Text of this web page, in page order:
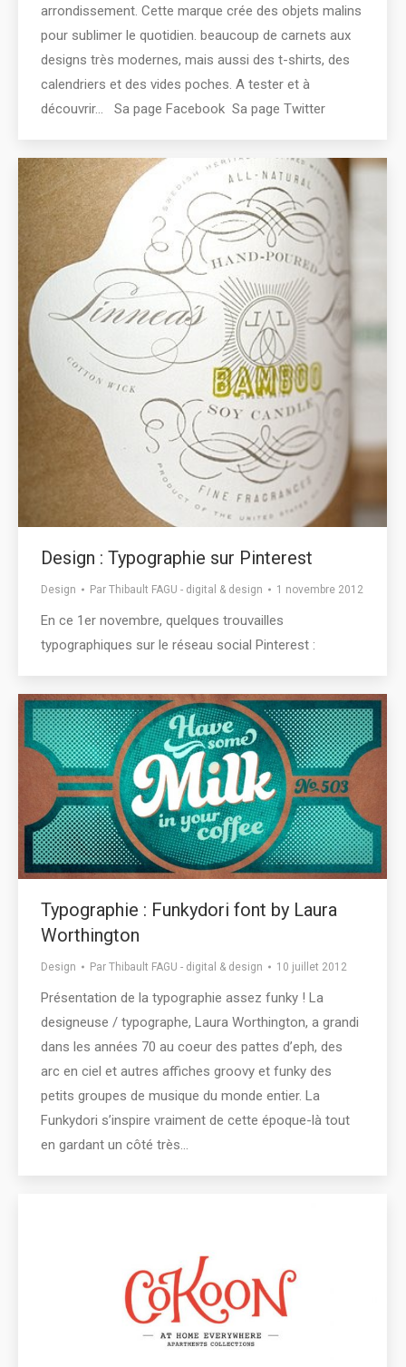
arrondissement. Cette marque crée des objets malins
pour sublimer le quotidien. beaucoup de carnets aux
designs très modernes, mais aussi des t-shirts, des
calendriers et des vides poches. A tester et à
découvrir… Sa page Facebook Sa page Twitter
Design : Typographie sur Pinterest
Design Par Thibault FAGU - digital & design 1 novembre 2012
En ce 1er novembre, quelques trouvailles
typographiques sur le réseau social Pinterest :
Typographie : Funkydori font by Laura
Worthington
Design Par Thibault FAGU - digital & design 10 juillet 2012
Présentation de la typographie assez funky ! La
designeuse / typographe, Laura Worthington, a grandi
dans les années 70 au coeur des pattes d’eph, des
arc en ciel et autres affiches groovy et funky des
petits groupes de musique du monde entier. La
Funkydori s’inspire vraiment de cette époque-là tout
en gardant un côté très…